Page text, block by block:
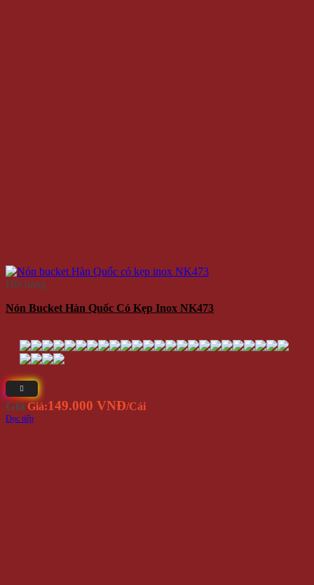
Hết hàng
Nón Bucket Hàn Quốc Có Kẹp Inox NK473
Giá Giá:149.000 VNĐ/Cái
Đọc tiếp